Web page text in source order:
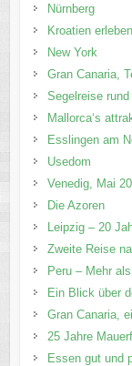
Nürnberg
Kroatien
New York
Gran Canaria,
Segelreise
Mallorca‘s
Esslingen am
Usedom
Venedig, Mai
Die Azoren
Leipzig – 20
Zweite Reise
Peru – Mehr
Ein Blick über
Gran Canaria,
25 Jahre
Essen gut und